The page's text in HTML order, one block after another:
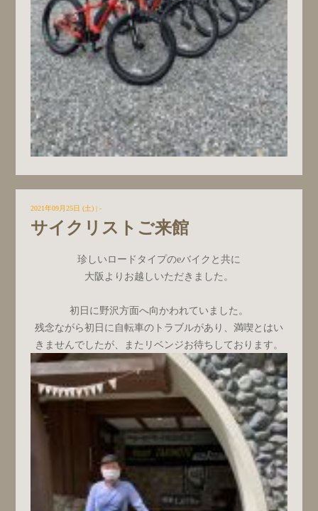
2021年09月25日 (土)| -
サイクリストご来館
珍しいロードタイプのeバイクと共に
大阪よりお越しいただきました。
初日に野沢方面へ向かわれていました。
残念ながら初日に自転車のトラブルがあり、満喫とはい
きませんでしたが、またリベンジお待ちしております。